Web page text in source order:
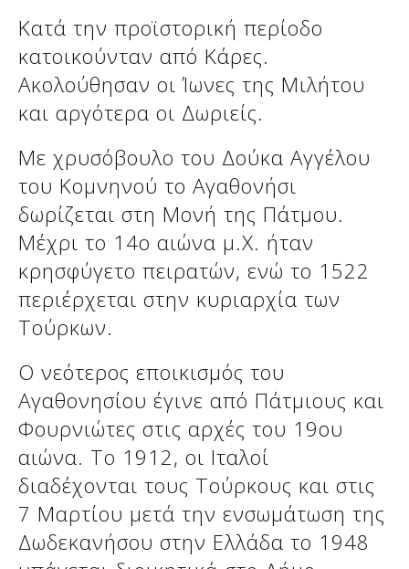
Δείτε μας:
Δείτε μας:
Κατά την προϊστορική περίοδο
κατοικούνταν από Κάρες.
Ακολούθησαν οι Ίωνες της Μιλήτου
και αργότερα οι Δωριείς.
Με χρυσόβουλο του Δούκα Αγγέλου
του Κομνηνού το Αγαθονήσι
δωρίζεται στη Μονή της Πάτμου.
Μέχρι το 14ο αιώνα μ.Χ. ήταν
κρησφύγετο πειρατών, ενώ το 1522
περιέρχεται στην κυριαρχία των
Τούρκων.
Ο νεότερος εποικισμός του
Αγαθονησίου έγινε από Πάτμιους και
Φουρνιώτες στις αρχές του 19ου
αιώνα. Το 1912, οι Ιταλοί
διαδέχονται τους Τούρκους και στις
7 Μαρτίου μετά την ενσωμάτωση της
Δωδεκανήσου στην Ελλάδα το 1948